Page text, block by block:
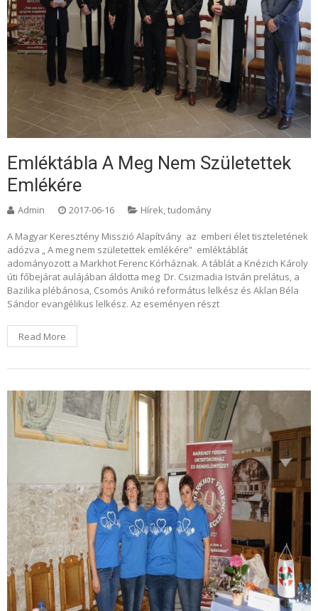
Emléktábla A Meg Nem Születettek
Emlékére​
Admin 2017-06-16 Hírek, tudomány
A Magyar Keresztény Misszió Alapítvány az emberi élet tiszteletének
adózva „ A meg nem születettek emlékére” emléktáblát
adományozott a Markhot Ferenc Kórháznak. A táblát a Knézich Károly
úti főbejárat aulájában áldotta meg Dr. Csizmadia István prelátus, a
Bazilika plébánosa, Csomós Anikó református lelkész és Aklan Béla
Sándor evangélikus lelkész. Az eseményen részt
Read More